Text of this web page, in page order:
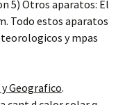
5) Otros aparatos: El
Todo estos aparatos
y mpas
Geografico.